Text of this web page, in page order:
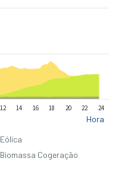
Hora
12 14 16 18 20 22 24
Eólica
Biomassa Cogeração